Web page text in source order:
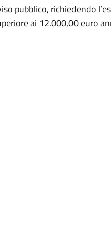
pubblico, richiedendo
ai 12.000,00 euro